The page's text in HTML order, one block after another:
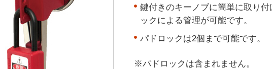
鍵付きのキーノブに簡単に取り付
ックによる管理が可能です。
パドロックは2個まで可能です。
※パドロックは含まれません。